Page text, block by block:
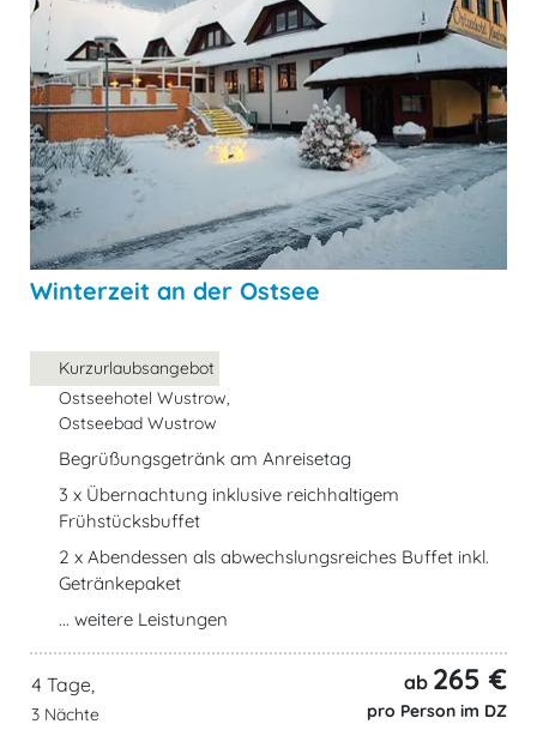
Winterzeit an der Ostsee
Kurzurlaubsangebot
Ostseehotel Wustrow,
Ostseebad Wustrow
Begrüßungsgetränk am Anreisetag
3 x Übernachtung inklusive reichhaltigem
Frühstücksbuffet
2 x Abendessen als abwechslungsreiches Buffet inkl.
Getränkepaket
... weitere Leistungen
4 Tage,
3 Nächte
ab 265 €
pro Person im DZ